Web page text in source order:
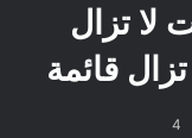
لا تزال
قائمة
4